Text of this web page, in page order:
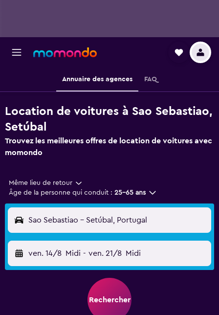
Annuaire des agences FAQ
Location de voitures à Sao Sebastiao,
Setúbal
Trouvez les meilleures offres de location de voitures avec
momondo
Même lieu de retour
Âge de la personne qui conduit : 25-65 ans
Sao Sebastiao - Setúbal, Portugal
ven. 14/8 Midi - ven. 21/8 Midi
Rechercher